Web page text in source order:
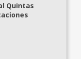
Quintas